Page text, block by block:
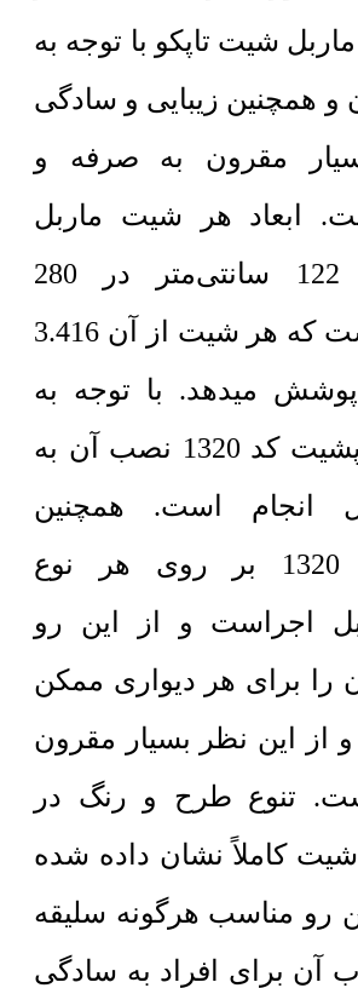
شیت تاپکو با توجه به
و همچنین زیبایی و سادگی
مقرون به صرفه و
ابعاد هر شیت ماربل
شیت تاپکو 122 سانتی‌متر در 280
سانتی‌متر است که هر شیت از آن 3.416
پوشش میدهد. با توجه به
وزن سبک تاپشیت کد 1320 نصب آن به
انجام است. همچنین
تاپشیت کد 1320 بر روی هر نوع
اجراست و از این رو
را برای هر دیواری ممکن
از این نظر بسیار مقرون
تنوع طرح و رنگ در
شیت کاملاً نشان داده شده
رو مناسب هرگونه سلیقه
آن برای افراد به سادگی